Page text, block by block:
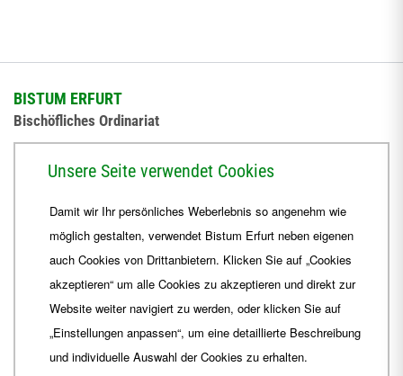
BISTUM ERFURT
Bischöfliches Ordinariat
+49 361 6572-444
ordinariat Bistum-Erfurt.de
Unsere Seite verwendet Cookies
Damit wir Ihr persönliches Weberlebnis so angenehm wie
möglich gestalten, verwendet Bistum Erfurt neben eigenen
auch Cookies von Drittanbietern. Klicken Sie auf „Cookies
akzeptieren“ um alle Cookies zu akzeptieren und direkt zur
Website weiter navigiert zu werden, oder klicken Sie auf
„Einstellungen anpassen“, um eine detaillierte Beschreibung
und individuelle Auswahl der Cookies zu erhalten.